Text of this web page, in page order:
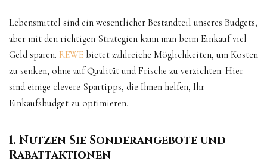
Lebensmittel sind ein wesentlicher Bestandteil unseres Budgets,
aber mit den richtigen Strategien kann man beim Einkauf viel
Geld sparen. REWE bietet zahlreiche Möglichkeiten, um Kosten
zu senken, ohne auf Qualität und Frische zu verzichten. Hier
sind einige clevere Spartipps, die Ihnen helfen, Ihr
Einkaufsbudget zu optimieren.
1. Nutzen Sie Sonderangebote und
Rabattaktionen